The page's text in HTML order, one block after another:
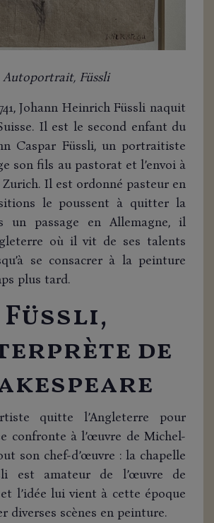
Autoportrait, Füssli
Johann Heinrich Füssli naquit
Il est le second enfant du
Caspar Füssli, un portraitiste
son fils au pastorat et l’envoi à
Zurich. Il est ordonné pasteur en
le poussent à quitter la
un passage en Allemagne, il
où il vit de ses talents
se consacrer à la peinture
plus tard.
Füssli,
de
quitte l’Angleterre pour
confronte à l’œuvre de Michel-
son chef-d’œuvre : la chapelle
est amateur de l’œuvre de
l’idée lui vient à cette époque
diverses scènes en peinture.